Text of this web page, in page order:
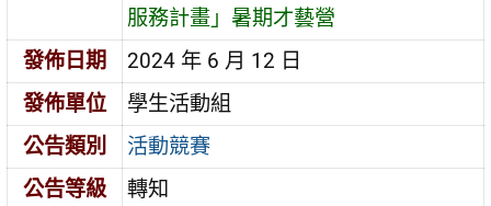
服務計畫」暑期才藝營
發佈日期
2024 年 6 月 12 日
發佈單位
學生活動組
公告類別
活動競賽
公告等級
轉知